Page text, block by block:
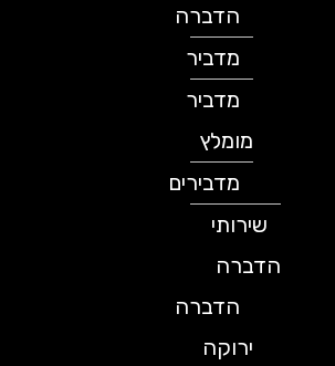
הדברה
מדביר
מדביר
מומלץ
מדבירים
שירותי
הדברה
הדברה
ירוקה